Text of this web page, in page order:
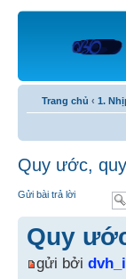
Trang chủ ‹ 1.
Quy ước,
Gửi bài trả lời
Quy
gửi bởi